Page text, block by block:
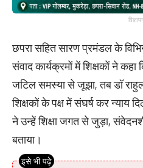
छपरा सहित सारण प्रमंडल के
संवाद कार्यक्रमों में शिक्षकों ने
जटिल समस्या से जूझा, तब डॉ
शिक्षकों के पक्ष में संघर्ष कर न्याय
ने उन्हें शिक्षा जगत से जुड़ा,
बताया।